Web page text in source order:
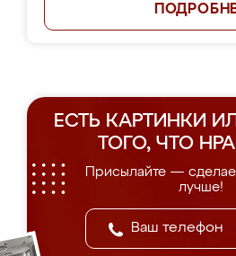
ЕСТЬ КАРТИНКИ
ТОГО, ЧТО
Присылайте —
лучше!